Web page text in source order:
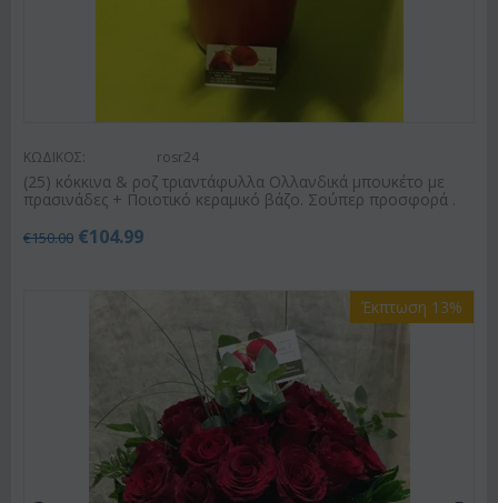
ΚΩΔΙΚΟΣ: rosr24
(25) κόκκινα & ροζ τριαντάφυλλα Ολλανδικά μπουκέτο με
πρασινάδες + Ποιοτικό κεραμικό βάζο. Σούπερ προσφορά .
€150.00 €104.99
Έκπτωση 13%